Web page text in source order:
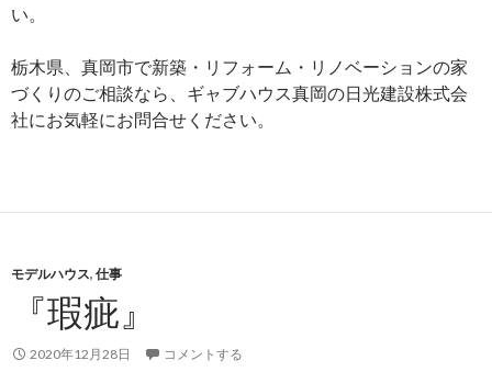
い。
栃木県、真岡市で新築・リフォーム・リノベーションの家
づくりのご相談なら、ギャブハウス真岡の日光建設株式会
社にお気軽にお問合せください。
モデルハウス, 仕事
『瑕疵』
2020年12月28日 コメントする